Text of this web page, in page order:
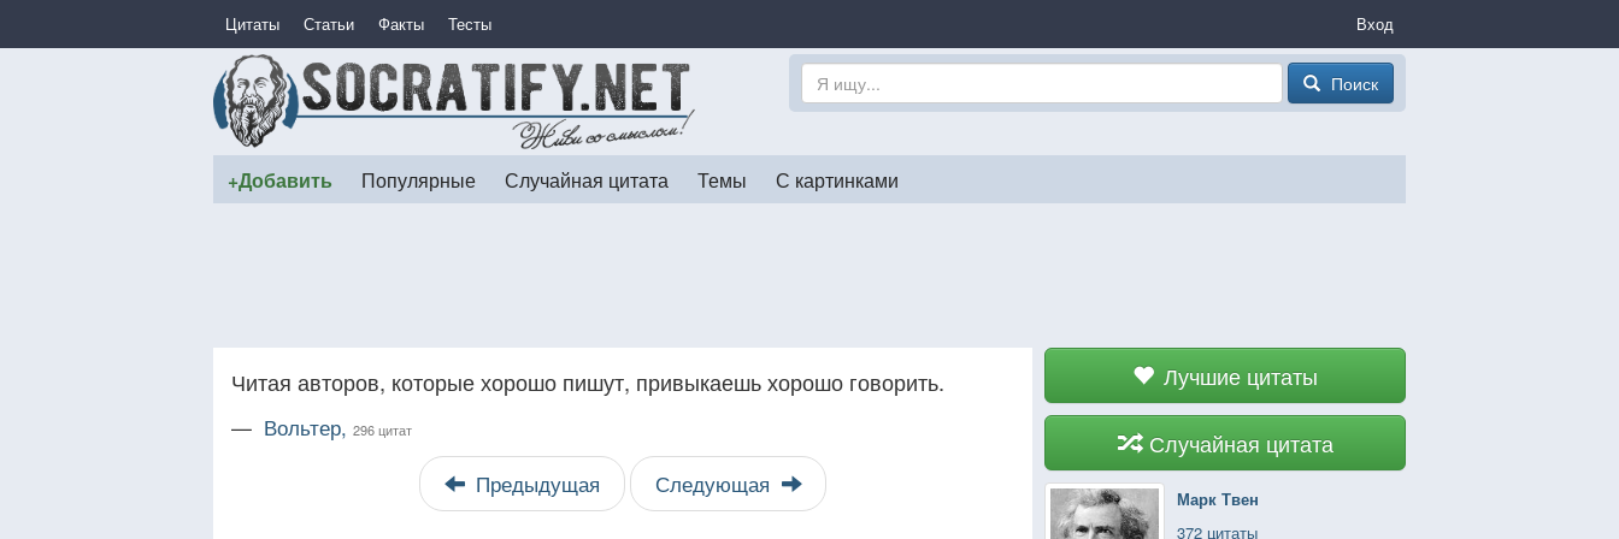
Цитаты Статьи Факты Тесты Вход
Поиск
+Добавить Популярные Случайная цитата Темы С картинками
Лучшие цитаты
Случайная цитата
Марк Твен
372 цитаты
Читая авторов, которые хорошо пишут, привыкаешь хорошо говорить.
— Вольтер, 296 цитат
Предыдущая Следующая